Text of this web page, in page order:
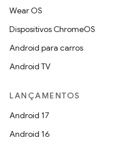
Wear OS
Dispositivos ChromeOS
Android para carros
Android TV
LANÇAMENTOS
Android 17
Android 16